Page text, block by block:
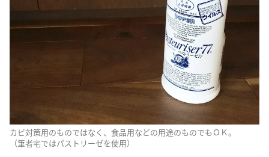
カビ対策用のものではなく、食品用などの用途のものでもＯＫ。
（筆者宅ではパストリーゼを使用）